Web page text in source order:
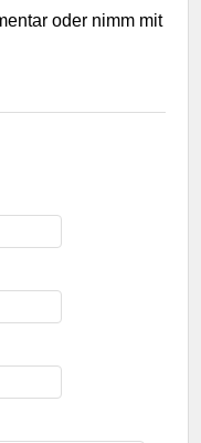
oder nimm mit